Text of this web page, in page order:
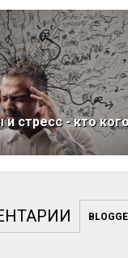
и стресс - кто